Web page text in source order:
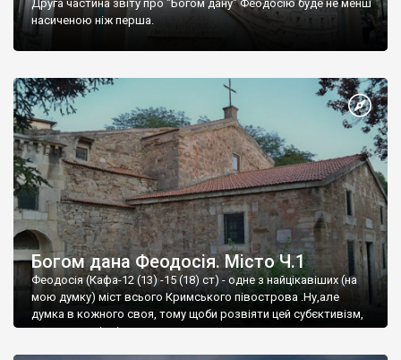
Друга частина звіту про "Богом дану" Феодосію буде не менш
насиченою ніж перша.
Богом дана Феодосія. Місто Ч.1
Феодосія (Кафа-12 (13) -15 (18) ст) - одне з найцікавіших (на
мою думку) міст всього Кримського півострова .Ну,але
думка в кожного своя, тому щоби розвіяти цей субєктивізм,
запрошую відвідати це